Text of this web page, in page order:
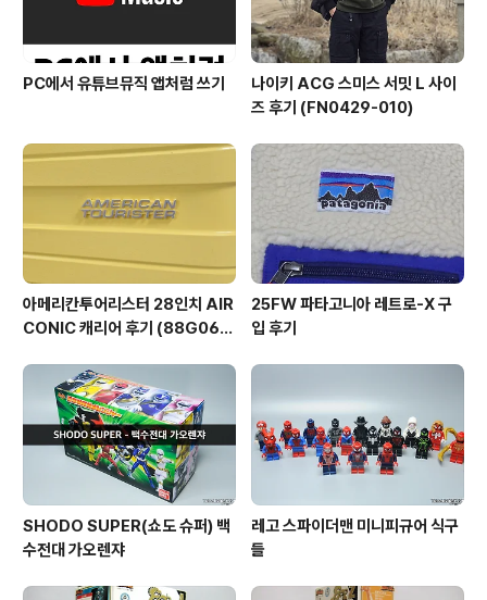
PC에서 유튜브뮤직 앱처럼 쓰기
나이키 ACG 스미스 서밋 L 사이
즈 후기 (FN0429-010)
아메리칸투어리스터 28인치 AIR
CONIC 캐리어 후기 (88G060
25FW 파타고니아 레트로-X 구
입 후기
SHODO SUPER(쇼도 슈퍼) 백
수전대 가오렌쟈
레고 스파이더맨 미니피규어 식구
들